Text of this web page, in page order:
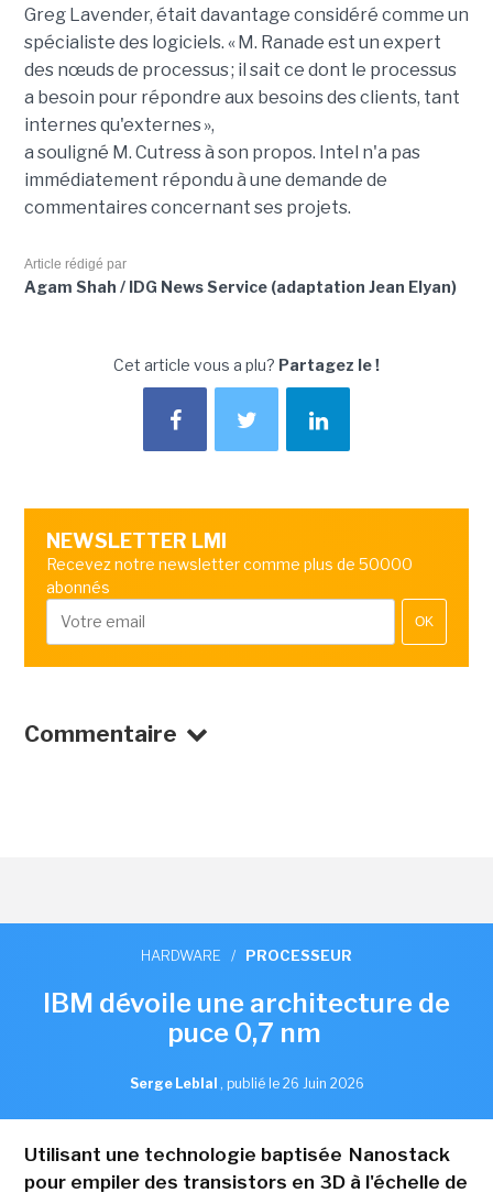
Greg Lavender, était davantage considéré comme un
spécialiste des logiciels. « M. Ranade est un expert
des nœuds de processus ; il sait ce dont le processus
a besoin pour répondre aux besoins des clients, tant
internes qu'externes »,
a souligné M. Cutress à son propos. Intel n'a pas
immédiatement répondu à une demande de
commentaires concernant ses projets.
Article rédigé par
Agam Shah / IDG News Service (adaptation Jean Elyan)
Cet article vous a plu? Partagez le !
NEWSLETTER LMI
Recevez notre newsletter comme plus de 50000
abonnés
OK
Commentaire
HARDWARE / PROCESSEUR
IBM dévoile une architecture de
puce 0,7 nm
Serge Leblal , publié le 26 Juin 2026
Utilisant une technologie baptisée Nanostack
pour empiler des transistors en 3D à l'échelle de